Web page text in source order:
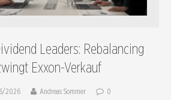
Leaders: Rebalancing
Exxon-Verkauf
2026 Andreas Sommer 0